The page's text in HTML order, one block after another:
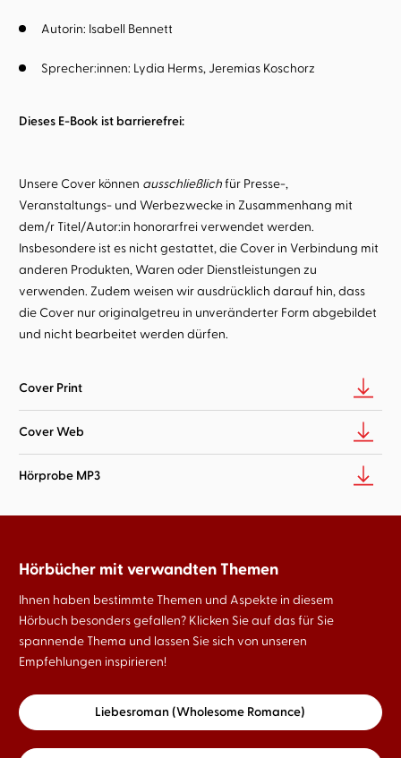
Autorin: Isabell Bennett
Sprecher:innen: Lydia Herms Jeremias Koschorz
Dieses E-Book ist barrierefrei:
Unsere Cover können ausschließlichfür Presse-,
Veranstaltungs- und Werbezwecke in Zusammenhang mit
dem/r Titel/Autor:in honorarfrei verwendet werden.
Insbesondere ist es nicht gestattet, die Cover in Verbindung mit
anderen Produkten, Waren oder Dienstleistungen zu
verwenden. Zudem weisen wir ausdrücklich darauf hin, dass
die Cover nur originalgetreu in unveränderter Form abgebildet
und nicht bearbeitet werden dürfen.
Cover Print
Cover Web
Hörprobe MP3
Hörbücher mit verwandten Themen
Ihnen haben bestimmte Themen und Aspekte in diesem
Hörbuch besonders gefallen? Klicken Sie auf das für Sie
spannende Thema und lassen Sie sich von unseren
Empfehlungen inspirieren!
Liebesroman (Wholesome Romance)